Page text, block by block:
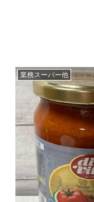
業務スーパー他